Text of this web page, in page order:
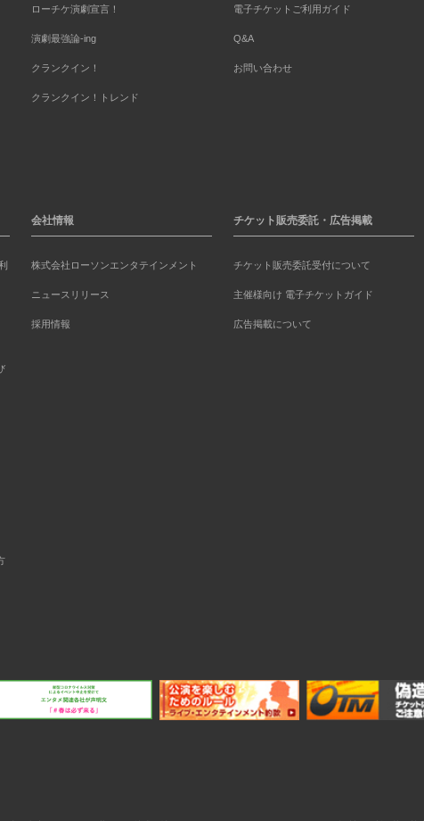
ローチケ演劇宣言！
演劇最強論-ing
クランクイン！
クランクイン！トレンド
電子チケットご利用ガイド
Q&A
お問い合わせ
会社情報
株式会社ローソンエンタテインメント
ニュースリリース
採用情報
チケット販売委託・広告掲載
チケット販売委託受付について
主催様向け 電子チケットガイド
広告掲載について